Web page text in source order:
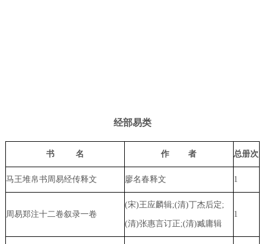
经部易类
书 名 作 者 总册次
马王堆帛书周易经传释文 廖名春释文 1
周易郑注十二卷叙录一卷
(宋)王应麟辑;(清)丁杰后定;
(清)张惠言订正;(清)臧庸辑
1